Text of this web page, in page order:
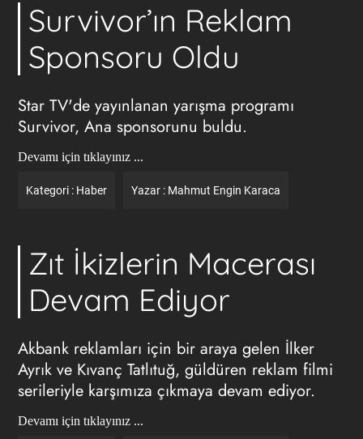
Survivor’ın Reklam
Sponsoru Oldu
Star TV'de yayınlanan yarışma programı
Survivor, Ana sponsorunu buldu.
Devamı için tıklayınız ...
Kategori : Haber Yazar : Mahmut Engin Karaca
Zıt İkizlerin Macerası
Devam Ediyor
Akbank reklamları için bir araya gelen İlker
Ayrık ve Kıvanç Tatlıtuğ, güldüren reklam filmi
serileriyle karşımıza çıkmaya devam ediyor.
Devamı için tıklayınız ...